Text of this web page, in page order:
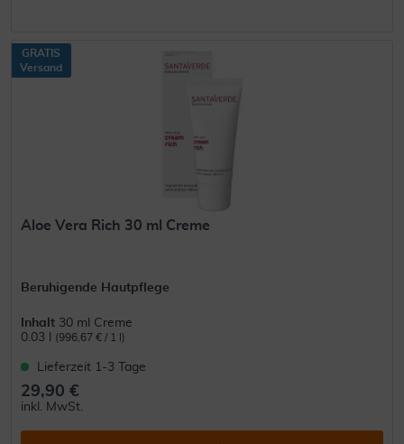
GRATIS
Versand
Aloe Vera Rich 30 ml Creme
Beruhigende Hautpflege
Inhalt 30 ml Creme
0.03 l
(996,67 € / 1 l)
Lieferzeit 1-3 Tage
29,90 €
inkl. MwSt.